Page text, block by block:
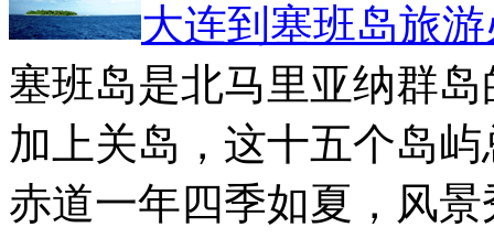
大连到塞班岛旅
塞班岛是北马里亚纳群
加上关岛，这十五个岛
赤道一年四季如夏，风